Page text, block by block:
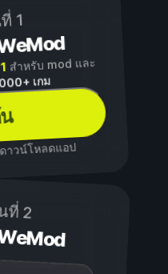
1
สำหรับ mod และ
เกม
าวน์โหลดแอป
ที่ 2